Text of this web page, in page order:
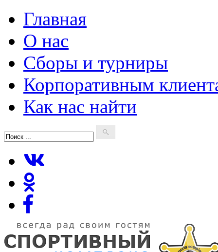
Главная
О нас
Сборы и турниры
Корпоративным
Как нас найти